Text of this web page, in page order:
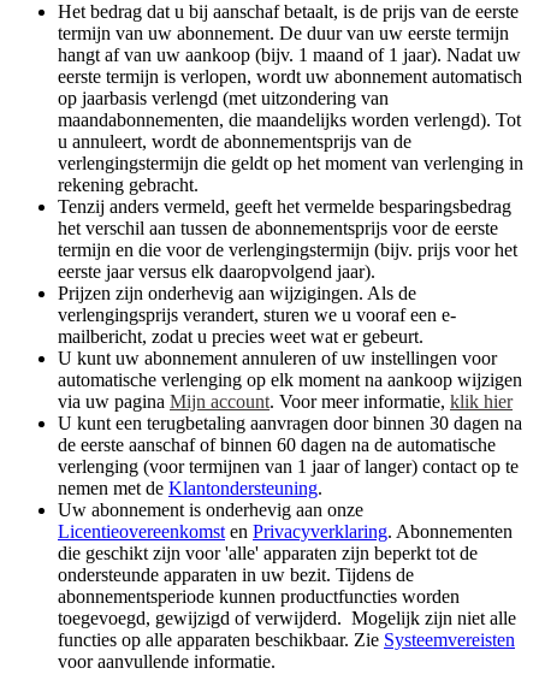
Het bedrag dat u bij aanschaf betaalt, is de prijs van de eerste
termijn van uw abonnement. De duur van uw eerste termijn
hangt af van uw aankoop (bijv. 1 maand of 1 jaar). Nadat uw
eerste termijn is verlopen, wordt uw abonnement automatisch
op jaarbasis verlengd (met uitzondering van
maandabonnementen, die maandelijks worden verlengd). Tot
u annuleert, wordt de abonnementsprijs van de
verlengingstermijn die geldt op het moment van verlenging in
rekening gebracht.​
Tenzij anders vermeld, geeft het vermelde besparingsbedrag
het verschil aan tussen de abonnementsprijs voor de eerste
termijn en die voor de verlengingstermijn (bijv. prijs voor het
eerste jaar versus elk daaropvolgend jaar).
Prijzen zijn onderhevig aan wijzigingen. Als de
verlengingsprijs verandert, sturen we u vooraf een e-
mailbericht, zodat u precies weet wat er gebeurt.
U kunt uw abonnement annuleren of uw instellingen voor
automatische verlenging op elk moment na aankoop wijzigen
via uw pagina Mijn account. Voor meer informatie, klik hier
U kunt een terugbetaling aanvragen door binnen 30 dagen na
de eerste aanschaf of binnen 60 dagen na de automatische
verlenging (voor termijnen van 1 jaar of langer) contact op te
nemen met de Klantondersteuning.
Uw abonnement is onderhevig aan onze
Licentieovereenkomst en Privacyverklaring. Abonnementen
die geschikt zijn voor 'alle' apparaten zijn beperkt tot de
ondersteunde apparaten in uw bezit. Tijdens de
abonnementsperiode kunnen productfuncties worden
toegevoegd, gewijzigd of verwijderd. Mogelijk zijn niet alle
functies op alle apparaten beschikbaar. Zie Systeemvereisten
voor aanvullende informatie.